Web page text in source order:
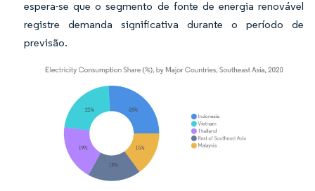
espera-se que o segmento de fonte de energia renovável
registre demanda significativa durante o período de
previsão.